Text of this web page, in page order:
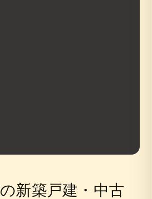
の新築戸建・中古